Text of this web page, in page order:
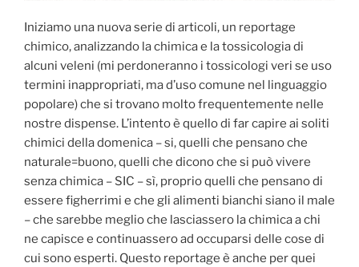
Iniziamo una nuova serie di articoli, un reportage
chimico, analizzando la chimica e la tossicologia di
alcuni veleni (mi perdoneranno i tossicologi veri se uso
termini inappropriati, ma d’uso comune nel linguaggio
popolare) che si trovano molto frequentemente nelle
nostre dispense. L’intento è quello di far capire ai soliti
chimici della domenica – si, quelli che pensano che
naturale=buono, quelli che dicono che si può vivere
senza chimica – SIC – sì, proprio quelli che pensano di
essere figherrimi e che gli alimenti bianchi siano il male
– che sarebbe meglio che lasciassero la chimica a chi
ne capisce e continuassero ad occuparsi delle cose di
cui sono esperti. Questo reportage è anche per quei